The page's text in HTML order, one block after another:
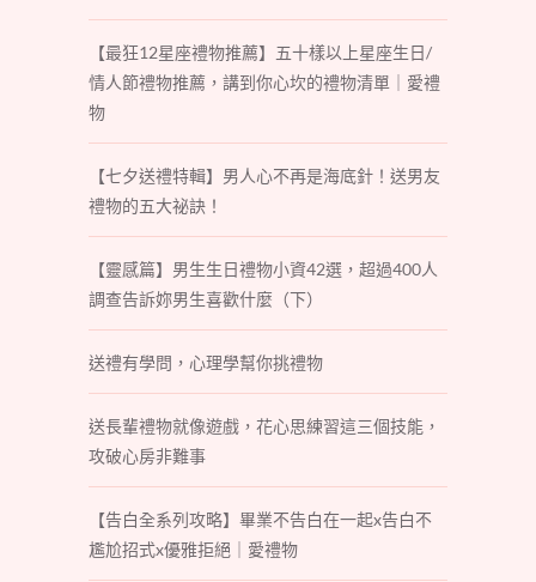
【最狂12星座禮物推薦】五十樣以上星座生日/
情人節禮物推薦，講到你心坎的禮物清單｜愛禮
物
【七夕送禮特輯】男人心不再是海底針！送男友
禮物的五大祕訣！
【靈感篇】男生生日禮物小資42選，超過400人
調查告訴妳男生喜歡什麼（下）
送禮有學問，心理學幫你挑禮物
送長輩禮物就像遊戲，花心思練習這三個技能，
攻破心房非難事
【告白全系列攻略】畢業不告白在一起x告白不
尷尬招式x優雅拒絕｜愛禮物